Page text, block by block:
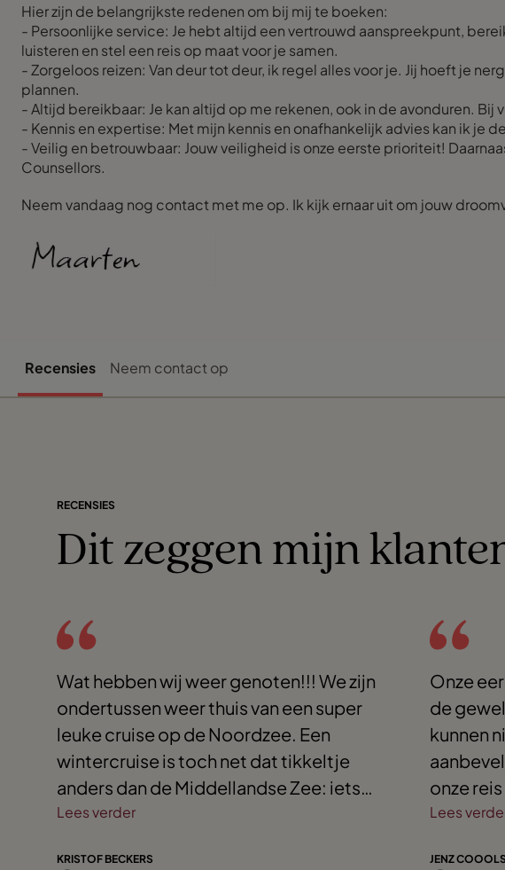
Hier zijn de belangrijkste redenen om bij mij te boeken:
- Persoonlijke service: Je hebt altijd een vertrouwd aanspreekpunt,
luisteren en stel een reis op maat voor je samen.
- Zorgeloos reizen: Van deur tot deur, ik regel alles voor je. Jij hoeft je
plannen.
- Altijd bereikbaar: Je kan altijd op me rekenen, ook in de avonduren.
- Kennis en expertise: Met mijn kennis en onafhankelijk advies kan ik
- Veilig en betrouwbaar: Jouw veiligheid is onze eerste prioriteit!
Counsellors.
Neem vandaag nog contact met me op. Ik kijk ernaar uit om jouw
Recensies Neem contact op
RECENSIES
Dit zeggen mijn
Wat hebben wij weer genoten!!! We zijn
ondertussen weer thuis van een super
leuke cruise op de Noordzee. Een
wintercruise is toch net dat tikkeltje
anders dan de Middellandse Zee: iets
ruwer, maar tegelijk ook bijzonder en
Lees verder
KRISTOF BECKERS
Onze
de
kunnen
onze
met raad
Lees
JENZ COOOLS